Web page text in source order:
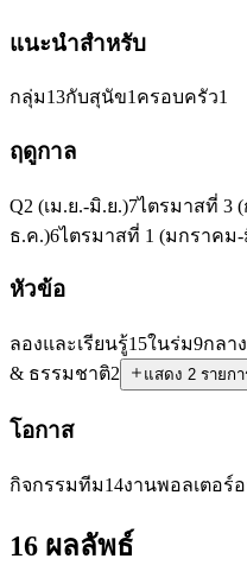
แนะนำสำหรับ
กลุ่ม13กับสุนัข1 ครอบครัว1
ฤดูกาล
Q2 (เม.ย.-มิ.ย.)7ไตรมาสที่ 3
ธ.ค.)6ไตรมาสที่ 1 (มกราคม
หัวข้อ
ลองและเรียนรู้15ในร่ม9กลา
& ธรรมชาติ2 แสดง 2 รายก
โอกาส
กิจกรรมทีม14งานพอลเตอร์
16 ผลลัพธ์